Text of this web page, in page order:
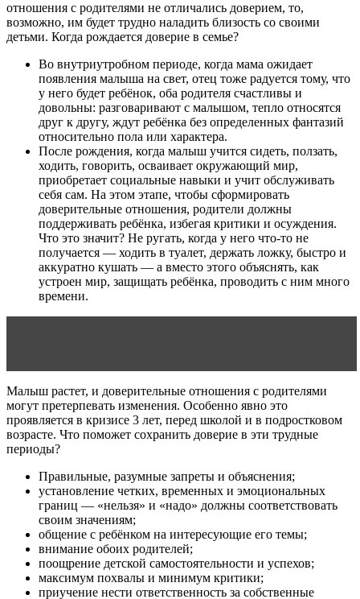
отношения с родителями не отличались доверием, то,
возможно, им будет трудно наладить близость со своими
детьми. Когда рождается доверие в семье?
Во внутриутробном периоде, когда мама ожидает
появления малыша на свет, отец тоже радуется тому, что
у него будет ребёнок, оба родителя счастливы и
довольны: разговаривают с малышом, тепло относятся
друг к другу, ждут ребёнка без определенных фантазий
относительно пола или характера.
После рождения, когда малыш учится сидеть, ползать,
ходить, говорить, осваивает окружающий мир,
приобретает социальные навыки и учит обслуживать
себя сам. На этом этапе, чтобы сформировать
доверительные отношения, родители должны
поддерживать ребёнка, избегая критики и осуждения.
Что это значит? Не ругать, когда у него что-то не
получается — ходить в туалет, держать ложку, быстро и
аккуратно кушать — а вместо этого объяснять, как
устроен мир, защищать ребёнка, проводить с ним много
времени.
Малыш растет, и доверительные отношения с родителями
могут претерпевать изменения. Особенно явно это
проявляется в кризисе 3 лет, перед школой и в подростковом
возрасте. Что поможет сохранить доверие в эти трудные
периоды?
Правильные, разумные запреты и объяснения;
установление четких, временных и эмоциональных
границ — «нельзя» и «надо» должны соответствовать
своим значениям;
общение с ребёнком на интересующие его темы;
внимание обоих родителей;
поощрение детской самостоятельности и успехов;
максимум похвалы и минимум критики;
приучение нести ответственность за собственные